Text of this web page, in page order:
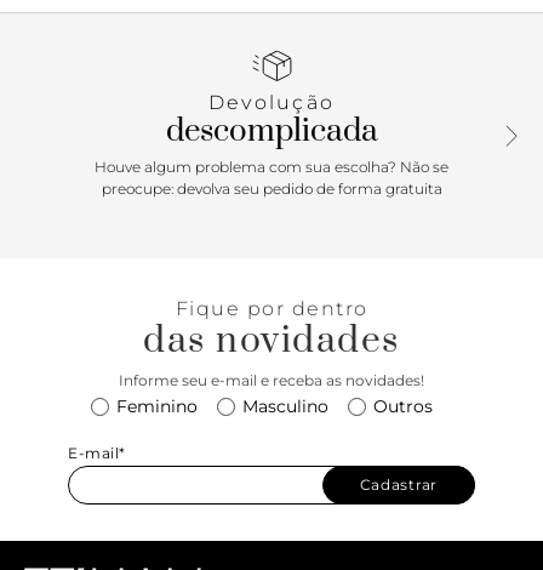
peito do pé. Com palmilha estofada em couro marrom,
A rasteira para toda e qualquer produção de verão! O
modelo é super prático de calçar e combina com as mais
diversas peças, criando um look despojado e comfy. Uma
Devolução
descomplicada
Houve algum problema com sua escolha? Não se
preocupe: devolva seu pedido de forma gratuita
Fique por dentro
das novidades
Informe seu e-mail e receba as novidades!
Feminino Masculino Outros
E-mail*
Cadastrar